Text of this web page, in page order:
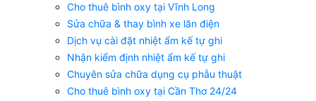
Cho thuê bình oxy tại Vĩnh Long
Sửa chữa & thay bình xe lăn điện
Dịch vụ cài đặt nhiệt ẩm kế tự ghi
Nhận kiểm định nhiệt ẩm kế tự ghi
Chuyên sửa chữa dụng cụ phẫu thuật
Cho thuê bình oxy tại Cần Thơ 24/24